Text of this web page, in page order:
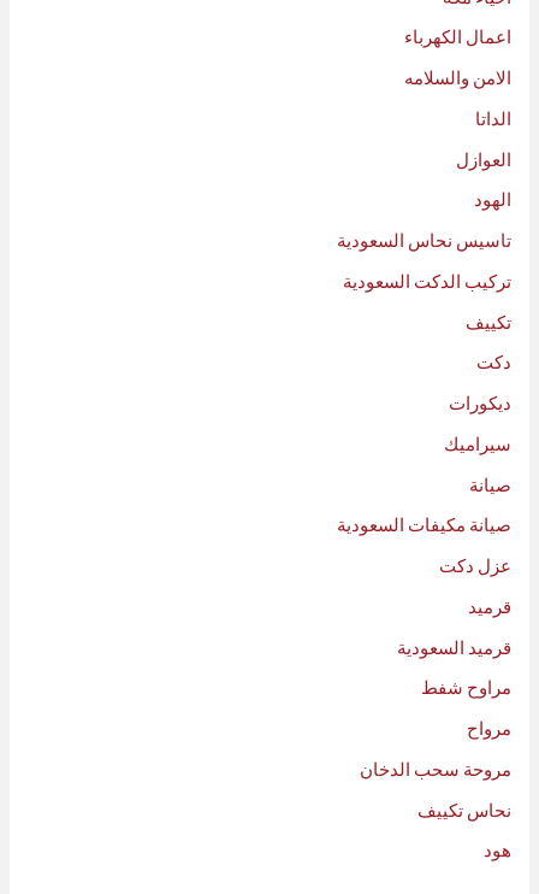
اعمال الكهرباء
الامن والسلامه
الداتا
العوازل
الهود
تاسيس نحاس السعودية
تركيب الدكت السعودية
تكييف
دكت
ديكورات
سيراميك
صيانة
صيانة مكيفات السعودية
عزل دكت
قرميد
قرميد السعودية
مراوح شفط
مرواح
مروحة سحب الدخان
نحاس تكييف
هود